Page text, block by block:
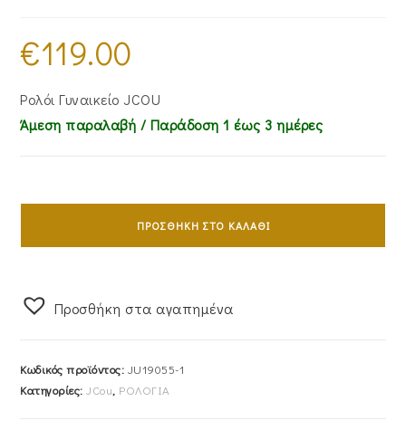
€119.00
Ρολόι Γυναικείο JCOU
Άμεση παραλαβή / Παράδoση 1 έως 3 ημέρες
Ρολόι
JCOU
ποσότητα
ΠΡΟΣΘΉΚΗ ΣΤΟ ΚΑΛΆΘΙ
Προσθήκη στα αγαπημένα
Κωδικός προϊόντος: JU19055-1
Κατηγορίες:JCou, ΡΟΛΟΓΙΑ